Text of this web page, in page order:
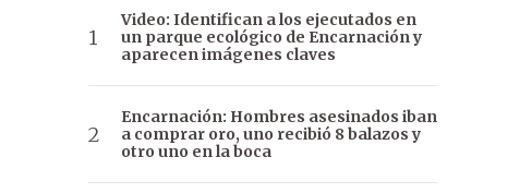
Video: Identifican a los ejecutados en
un parque ecológico de Encarnación y
aparecen imágenes claves
Encarnación: Hombres asesinados iban
a comprar oro, uno recibió 8 balazos y
otro uno en la boca